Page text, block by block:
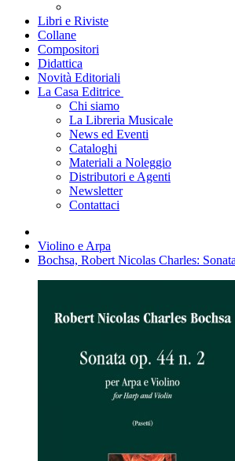
Libri e Riviste
Collane
Compositori
Didattica
Novità Editoriali
La Casa Editrice
Chi siamo
La Libreria Musicale
News ed Eventi
Cataloghi
Materiali a Noleggio
Distributori e Agenti
Newsletter
Contattaci
Violino e Arpa
Bochsa, Robert Nicolas Charles: